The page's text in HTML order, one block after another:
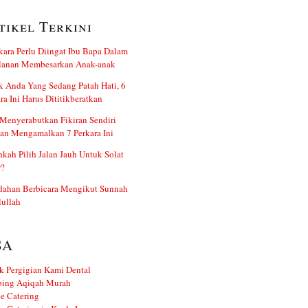
Terkini
Perlu Diingat Ibu Bapa Dalam
Membesarkan Anak-anak
Anda Yang Sedang Patah Hati, 6
Ini Harus Dititikberatkan
Fikiran Sendiri
Mengamalkan 7 Perkara Ini
Pilih Jalan Jauh Untuk Solat
Berbicara Mengikut Sunnah
Pergigian Kami Dental
Aqiqah Murah
Catering